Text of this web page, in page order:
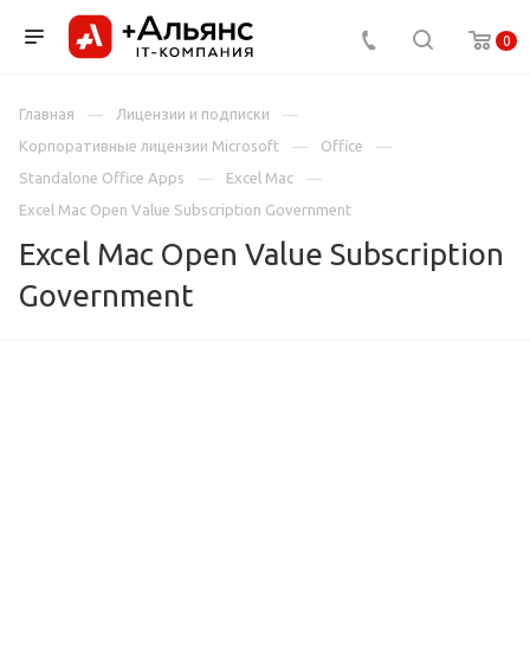
0
Главная
Лицензии и подписки
Корпоративные лицензии Microsoft
Office
Standalone Office Apps
Excel Mac
Excel Mac Open Value Subscription Government
Excel Mac Open Value Subscription
Government